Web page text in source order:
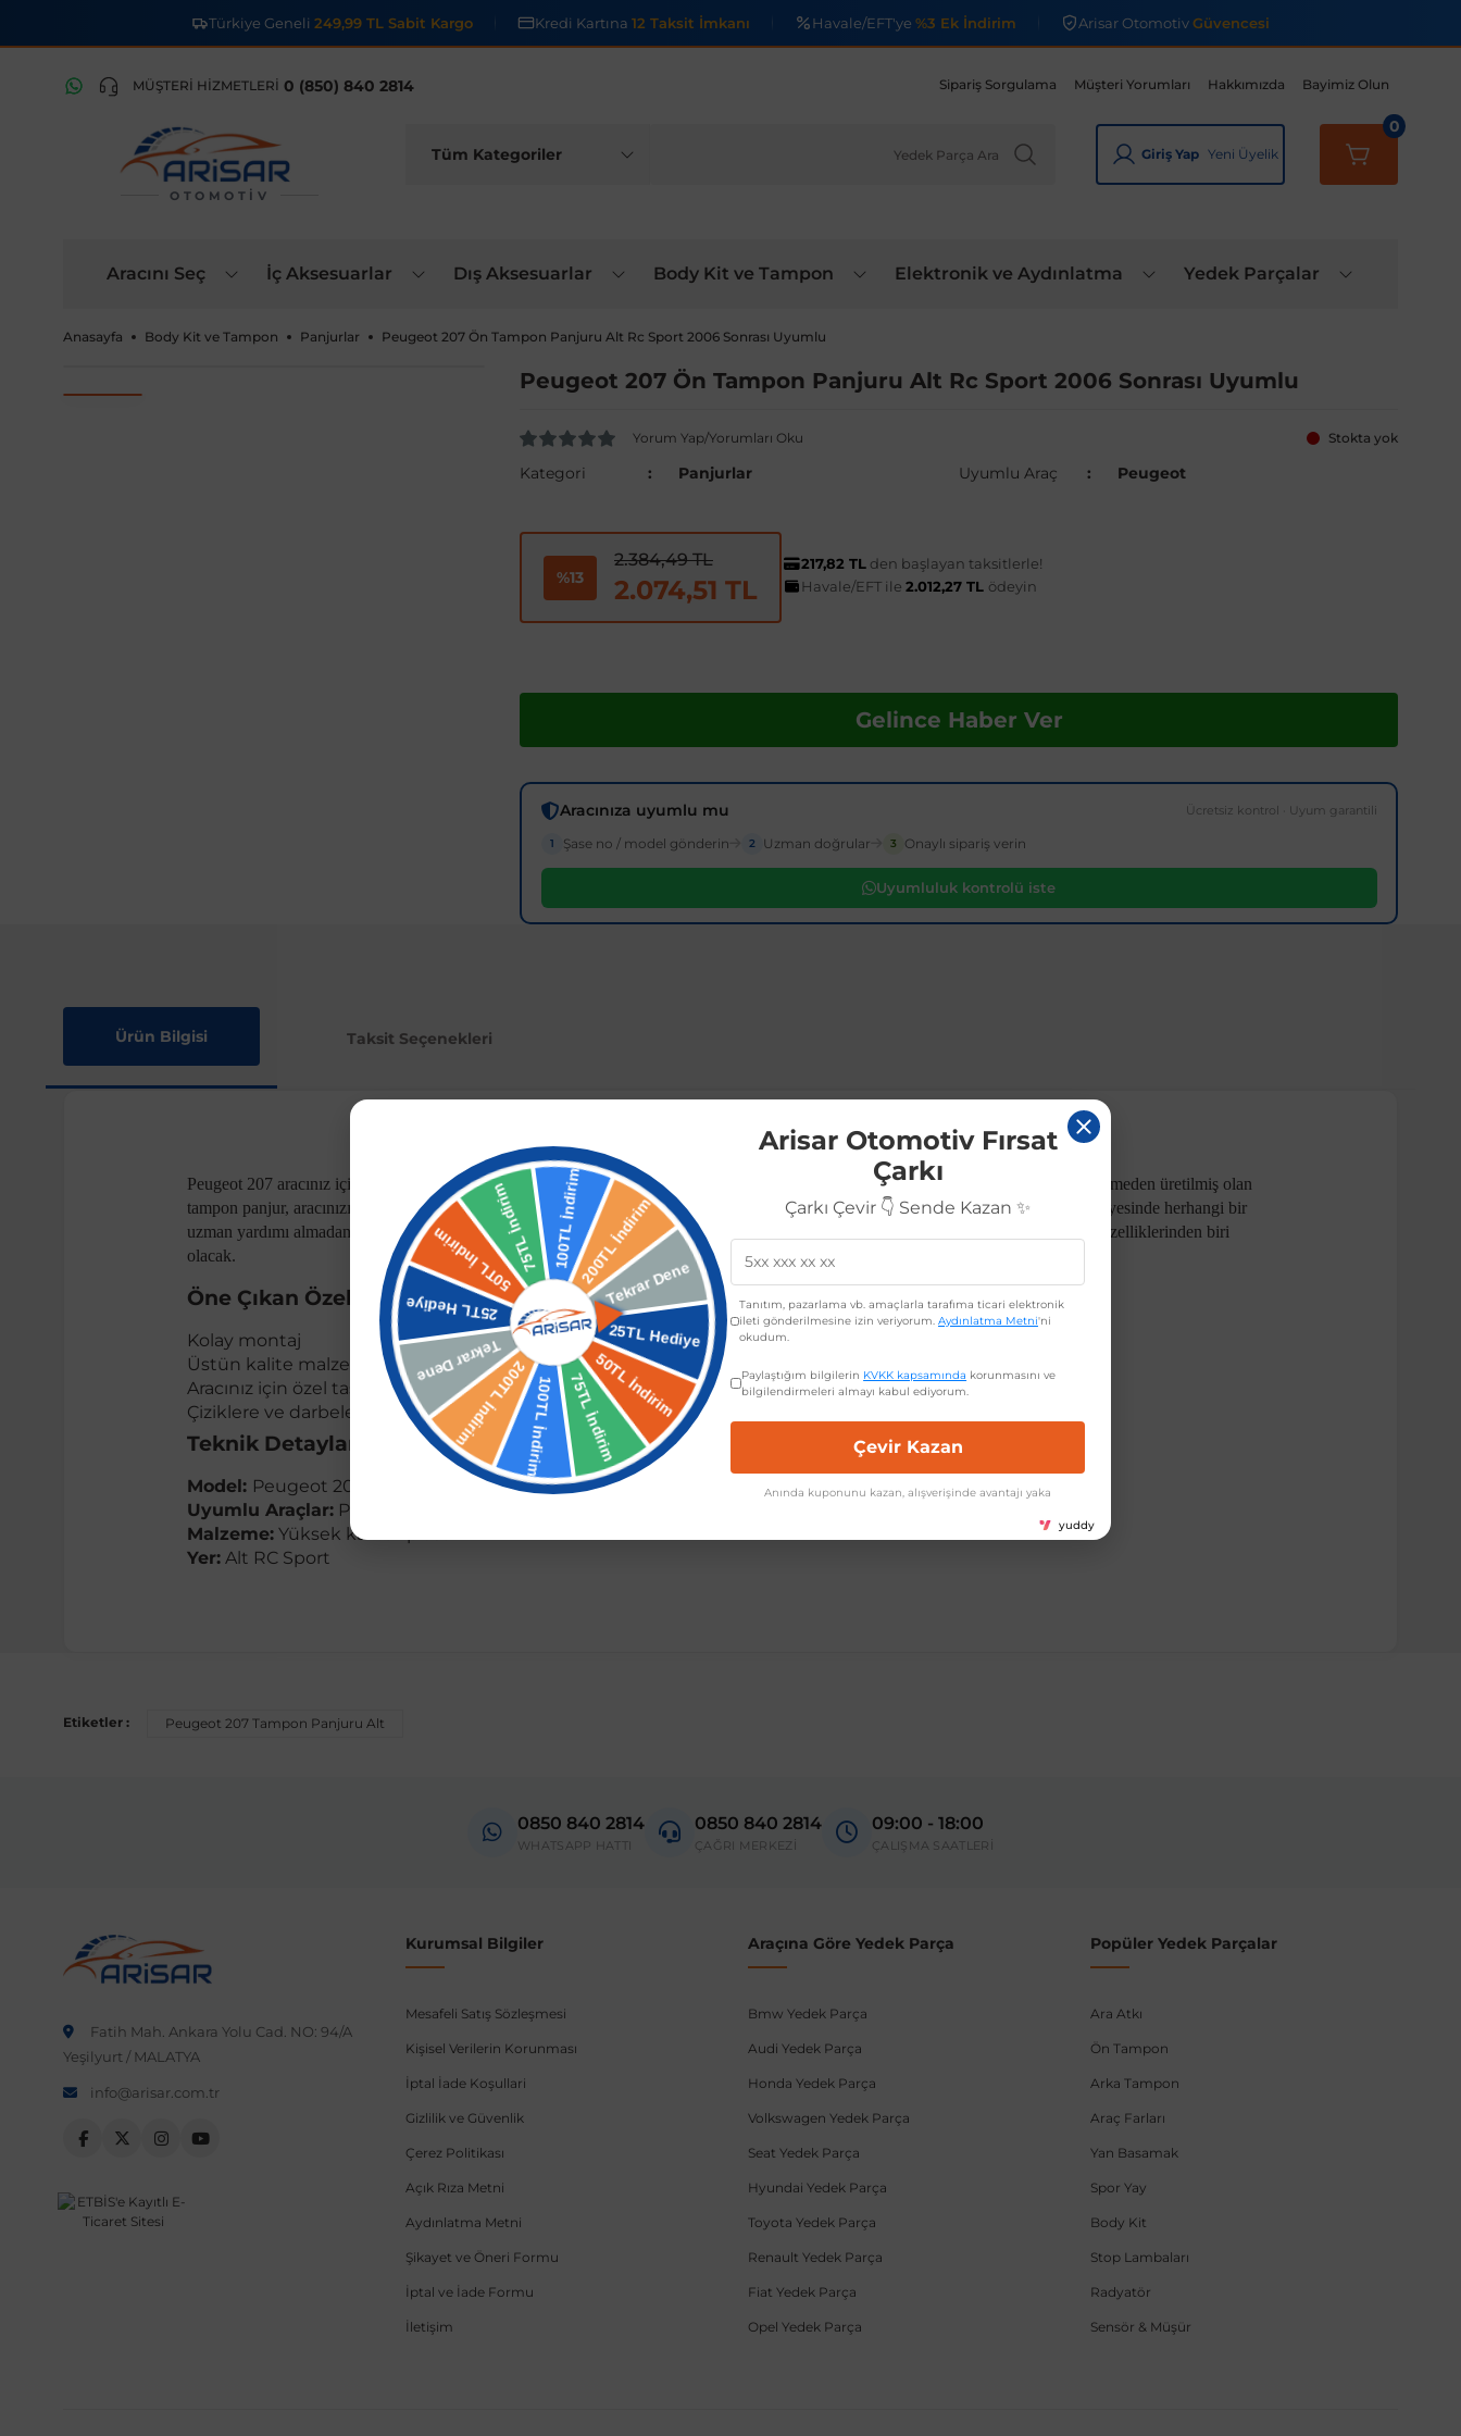
Türkiye Geneli 249,99 TL Sabit Kargo Kredi Kartına 12 Taksit İmkanı Havale/EFT'ye %3 Ek İndirim Arisar OtomotivGüvencesi
MÜŞTERİ HİZMETLERİ 0 (850) 840 2814 Sipariş Sorgulama Müşteri Yorumları Hakkımızda Bayimiz Olun
OTOMOTIV
Giriş Yap Yeni Üyelik
0
Aracını Seç İç Aksesuarlar Dış Aksesuarlar Body Kit ve Tampon Elektronik ve Aydınlatma Yedek Parçalar
Anasayfa Body Kit ve Tampon Panjurlar Peugeot 207 Ön Tampon Panjuru Alt Rc Sport 2006 Sonrası Uyumlu
Peugeot 207 Ön Tampon Panjuru Alt Rc Sport 2006 Sonrası Uyumlu
Yorum Yap/Yorumları Oku Stokta yok
Kategori Panjurlar Uyumlu Araç Peugeot
%13
2.384,49 TL
2.074,51 TL
217,82 TL den başlayan taksitlerle!
Havale/EFT ile 2.012,27 TL ödeyin
Gelince Haber Ver
Aracınıza uyumlu mu Ücretsiz kontrol · Uyum garantili
1 Şase no / model gönderin 2 Uzman doğrular 3 Onaylı sipariş verin
Uyumluluk kontrolü iste
Ürün Bilgisi Taksit Seçenekleri
Peugeot 207 aracınız için özel olarak tasarlanmış RC Sport ön tampon panjuru ile aracınızın görünümünü yenileyin. Üstün kalite malzemeden üretilmiş olan
tampon panjur, aracınızın ön kısmını çiziklerden ve darbelere karşı korurken aynı zamanda sportif bir görünüm sunar. Kolay montajı sayesinde herhangi bir
uzman yardımı almadan rahatlıkla takabilirsiniz. Peugeot 207 için özel olarak tasarlanmış olan bu tampon panjur, aracınızın öne çıkan özelliklerinden biri
olacak.
Öne Çıkan Özellikler:
Kolay montaj
Üstün kalite malzeme
Aracınız için özel tasarım
Çiziklere ve darbelere karşı koruma
Teknik Detaylar:
Model: Peugeot 207 2006 Sonrası
Uyumlu Araçlar: Peugeot 207 2006 sonrası modelleriyle uyumludur
Malzeme: Yüksek kaliteli plastik
Yer: Alt RC Sport
Etiketler : Peugeot 207 Tampon Panjuru Alt
0850 840 2814
WHATSAPP HATTI
0850 840 2814
ÇAĞRI MERKEZİ
09:00 - 18:00
ÇALIŞMA SAATLERİ
Fatih Mah. Ankara Yolu Cad. NO: 94/A
Yeşilyurt / MALATYA
info@arisar.com.tr
Kurumsal Bilgiler
Mesafeli Satış Sözleşmesi
Kişisel Verilerin Korunması
İptal İade Koşullari
Gizlilik ve Güvenlik
Çerez Politikası
Açık Rıza Metni
Aydınlatma Metni
Şikayet ve Öneri Formu
İptal ve İade Formu
İletişim
Araçına Göre Yedek Parça
Bmw Yedek Parça
Audi Yedek Parça
Honda Yedek Parça
Volkswagen Yedek Parça
Seat Yedek Parça
Hyundai Yedek Parça
Toyota Yedek Parça
Renault Yedek Parça
Fiat Yedek Parça
Opel Yedek Parça
Popüler Yedek Parçalar
Ara Atkı
Ön Tampon
Arka Tampon
Araç Farları
Yan Basamak
Spor Yay
Body Kit
Stop Lambaları
Radyatör
Sensör & Müşür
Arisar Otomotiv Fırsat
Çarkı
Çarkı Çevir 👇 Sende Kazan ✨
Tanıtım, pazarlama vb. amaçlarla tarafıma ticari elektronik
ileti gönderilmesine izin veriyorum. Aydınlatma Metni'ni
okudum.
Paylaştığım bilgilerin KVKK kapsamında korunmasını ve
bilgilendirmeleri almayı kabul ediyorum.
Çevir Kazan
Anında kuponunu kazan, alışverişinde avantajı yaka
yuddy